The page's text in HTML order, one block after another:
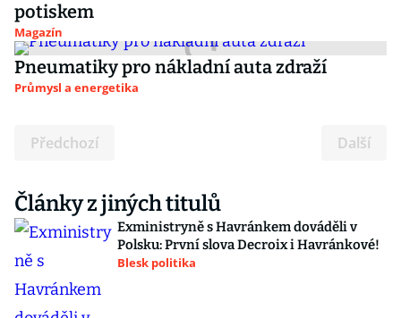
potiskem
Magazín
Pneumatiky pro nákladní auta zdraží
Průmysl a energetika
Předchozí Další
Články z jiných titulů
Exministryně s Havránkem dováděli v
Polsku: První slova Decroix i Havránkové!
Blesk politika